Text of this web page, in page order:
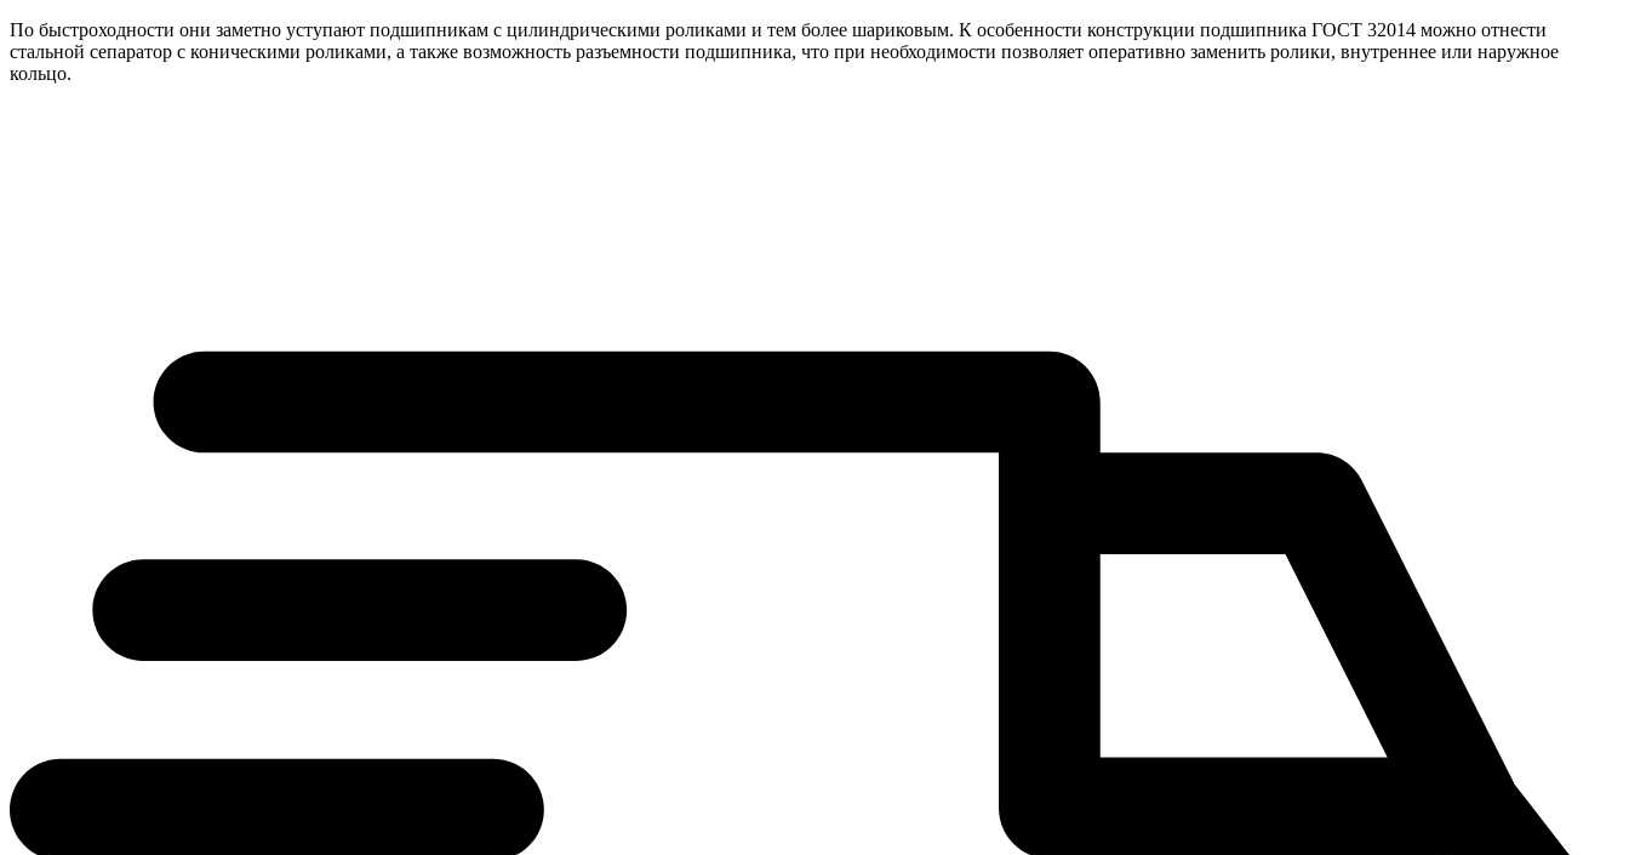
По быстроходности они заметно уступают подшипникам с цилиндрическими роликами и тем более шариковым. К особенности конструкции подшипника ГОСТ 32014 можно отнести
стальной сепаратор с коническими роликами, а также возможность разъемности подшипника, что при необходимости позволяет оперативно заменить ролики, внутреннее или наружное
кольцо.